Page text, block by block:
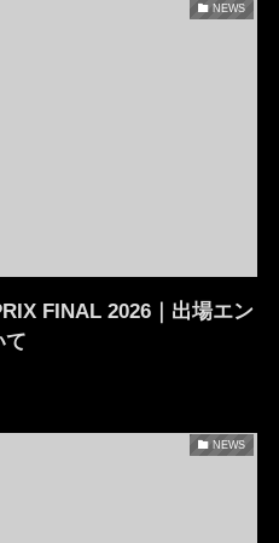
NEWS
FINAL 2026｜出場エン
て
NEWS